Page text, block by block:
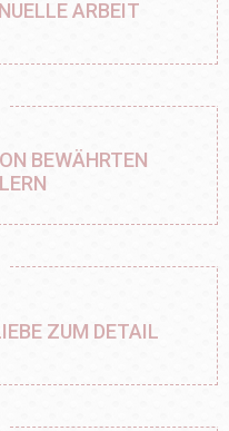
ARBEIT
BEWÄHRTEN
ZUM DETAIL